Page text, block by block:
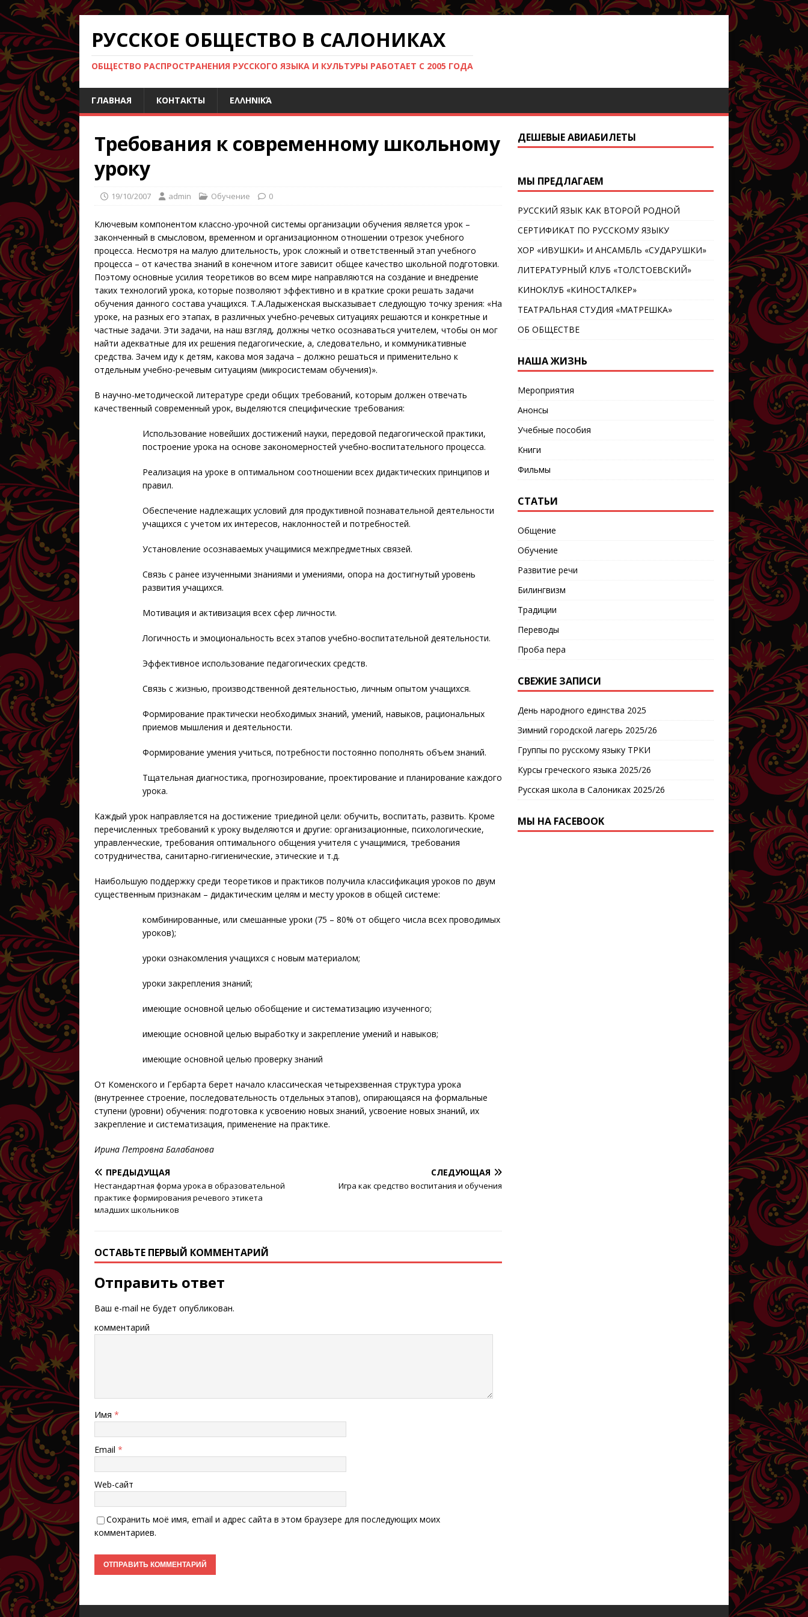
РУССКОЕ ОБЩЕСТВО В САЛОНИКАХ
ОБЩЕСТВО РАСПРОСТРАНЕНИЯ РУССКОГО ЯЗЫКА И КУЛЬТУРЫ РАБОТАЕТ С 2005 ГОДА
ГЛАВНАЯ КОНТАКТЫ ΕΛΛΗΝΙΚΆ
Требования к современному школьному
уроку
19/10/2007 admin Обучение 0
Ключевым компонентом классно-урочной системы организации обучения является урок –
законченный в смысловом, временном и организационном отношении отрезок учебного
процесса. Несмотря на малую длительность, урок сложный и ответственный этап учебного
процесса – от качества знаний в конечном итоге зависит общее качество школьной подготовки.
Поэтому основные усилия теоретиков во всем мире направляются на создание и внедрение
таких технологий урока, которые позволяют эффективно и в краткие сроки решать задачи
обучения данного состава учащихся. Т.А.Ладыженская высказывает следующую точку зрения: «На
уроке, на разных его этапах, в различных учебно-речевых ситуациях решаются и конкретные и
частные задачи. Эти задачи, на наш взгляд, должны четко осознаваться учителем, чтобы он мог
найти адекватные для их решения педагогические, а, следовательно, и коммуникативные
средства. Зачем иду к детям, какова моя задача – должно решаться и применительно к
отдельным учебно-речевым ситуациям (микросистемам обучения)».
В научно-методической литературе среди общих требований, которым должен отвечать
качественный современный урок, выделяются специфические требования:
Использование новейших достижений науки, передовой педагогической практики,
построение урока на основе закономерностей учебно-воспитательного процесса.
Реализация на уроке в оптимальном соотношении всех дидактических принципов и
правил.
Обеспечение надлежащих условий для продуктивной познавательной деятельности
учащихся с учетом их интересов, наклонностей и потребностей.
Установление осознаваемых учащимися межпредметных связей.
Связь с ранее изученными знаниями и умениями, опора на достигнутый уровень
развития учащихся.
Мотивация и активизация всех сфер личности.
Логичность и эмоциональность всех этапов учебно-воспитательной деятельности.
Эффективное использование педагогических средств.
Связь с жизнью, производственной деятельностью, личным опытом учащихся.
Формирование практически необходимых знаний, умений, навыков, рациональных
приемов мышления и деятельности.
Формирование умения учиться, потребности постоянно пополнять объем знаний.
Тщательная диагностика, прогнозирование, проектирование и планирование каждого
урока.
Каждый урок направляется на достижение триединой цели: обучить, воспитать, развить. Кроме
перечисленных требований к уроку выделяются и другие: организационные, психологические,
управленческие, требования оптимального общения учителя с учащимися, требования
сотрудничества, санитарно-гигиенические, этические и т.д.
Наибольшую поддержку среди теоретиков и практиков получила классификация уроков по двум
существенным признакам – дидактическим целям и месту уроков в общей системе:
комбинированные, или смешанные уроки (75 – 80% от общего числа всех проводимых
уроков);
уроки ознакомления учащихся с новым материалом;
уроки закрепления знаний;
имеющие основной целью обобщение и систематизацию изученного;
имеющие основной целью выработку и закрепление умений и навыков;
имеющие основной целью проверку знаний
От Коменского и Гербарта берет начало классическая четырехзвенная структура урока
(внутреннее строение, последовательность отдельных этапов), опирающаяся на формальные
ступени (уровни) обучения: подготовка к усвоению новых знаний, усвоение новых знаний, их
закрепление и систематизация, применение на практике.
Ирина Петровна Балабанова
ПРЕДЫДУЩАЯ
Нестандартная форма урока в образовательной
практике формирования речевого этикета
младших школьников
СЛЕДУЮЩАЯ
Игра как средство воспитания и обучения
ОСТАВЬТЕ ПЕРВЫЙ КОММЕНТАРИЙ
Отправить ответ
Ваш e-mail не будет опубликован.
комментарий
Имя *
Email *
Web-сайт
Сохранить моё имя, email и адрес сайта в этом браузере для последующих моих
комментариев.
ДЕШЕВЫЕ АВИАБИЛЕТЫ
МЫ ПРЕДЛАГАЕМ
РУССКИЙ ЯЗЫК КАК ВТОРОЙ РОДНОЙ
СЕРТИФИКАТ ПО РУССКОМУ ЯЗЫКУ
ХОР «ИВУШКИ» И АНСАМБЛЬ «СУДАРУШКИ»
ЛИТЕРАТУРНЫЙ КЛУБ «ТОЛСТОЕВСКИЙ»
КИНОКЛУБ «КИНОСТАЛКЕР»
ТЕАТРАЛЬНАЯ СТУДИЯ «МАТРЕШКА»
ОБ ОБЩЕСТВЕ
НАША ЖИЗНЬ
Мероприятия
Анонсы
Учебные пособия
Книги
Фильмы
СТАТЬИ
Общение
Обучение
Развитие речи
Билингвизм
Традиции
Переводы
Проба пера
СВЕЖИЕ ЗАПИСИ
День народного единства 2025
Зимний городской лагерь 2025/26
Группы по русскому языку ТРКИ
Курсы греческого языка 2025/26
Русская школа в Салониках 2025/26
МЫ НА FACEBOOK